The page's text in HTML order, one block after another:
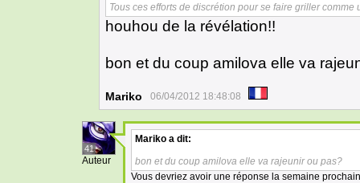
Tous ces efforts de discrétion pour se faire griller comme
houhou de la révélation!!
bon et du coup amilova elle va
Mariko 06/04/2012 18:48:08
41
Auteur
Mariko a dit:
bon et du coup amilova elle va rajeunir ou pas?
Vous devriez avoir une réponse la semaine